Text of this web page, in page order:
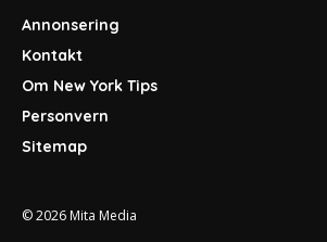
Annonsering
Kontakt
Om New York Tips
Personvern
Sitemap
© 2026 Mita Media